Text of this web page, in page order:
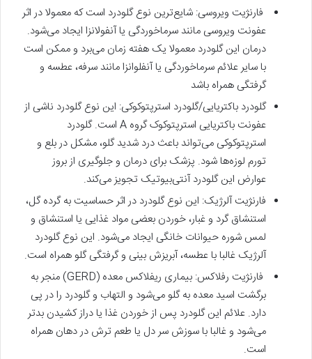
فارنژیت ویروسی: شایع‌ترین نوع گلودرد است که معمولا در اثر
عفونت ویروسی مانند سرماخوردگی یا آنفولانزا ایجاد می‌شود.
درمان این گلودرد معمولا یک هفته زمان می‌برد و ممکن است
با سایر علائم سرماخوردگی یا آنفلوانزا مانند سرفه، عطسه و
گرفتگی همراه باشد
گلودرد باکتریایی/گلودرد استرپتوکوکی: این نوع گلودرد ناشی از
عفونت باکتریایی استرپتوکوک گروه A است. گلودرد
استرپتوکوکی می‌تواند باعث درد شدید گلو، مشکل در بلع و
تورم لوزه‌ها شود. پزشک برای درمان و جلوگیری از بروز
عوارض این گلودرد آنتی‌‌بیوتیک تجویز می‌کند.
فارنژیت آلرژیک: این نوع گلودرد در اثر حساسیت به گرده گل‌،
استنشاق گرد و غبار، خوردن بعضی مواد غذایی یا استنشاق و
لمس شوره حیوانات خانگی ایجاد می‌شود. این نوع گلودرد
آلرژيک غالبا با عطسه، آبریزش بینی و گرفتگی گلو همراه است.
فارنژیت رفلاکس: بیماری ریفلاکس معده (GERD) منجر به
برگشت اسید معده به گلو می‌شود و التهاب و گلودرد را در پی
دارد. علائم این گلودرد پس از خوردن غذا یا دراز کشیدن بدتر
می‌شود و غالبا با سوزش سر دل یا طعم ترش در دهان همراه
است.